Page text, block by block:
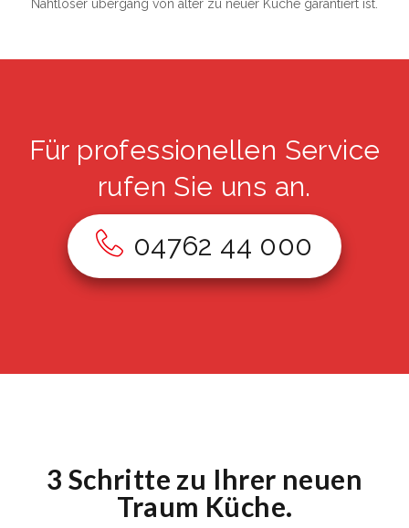
Nahtloser übergang von alter zu neuer Küche garantiert ist.
Für professionellen Service
rufen Sie uns an.
04762 44 000
3 Schritte zu Ihrer neuen
Traum Küche.